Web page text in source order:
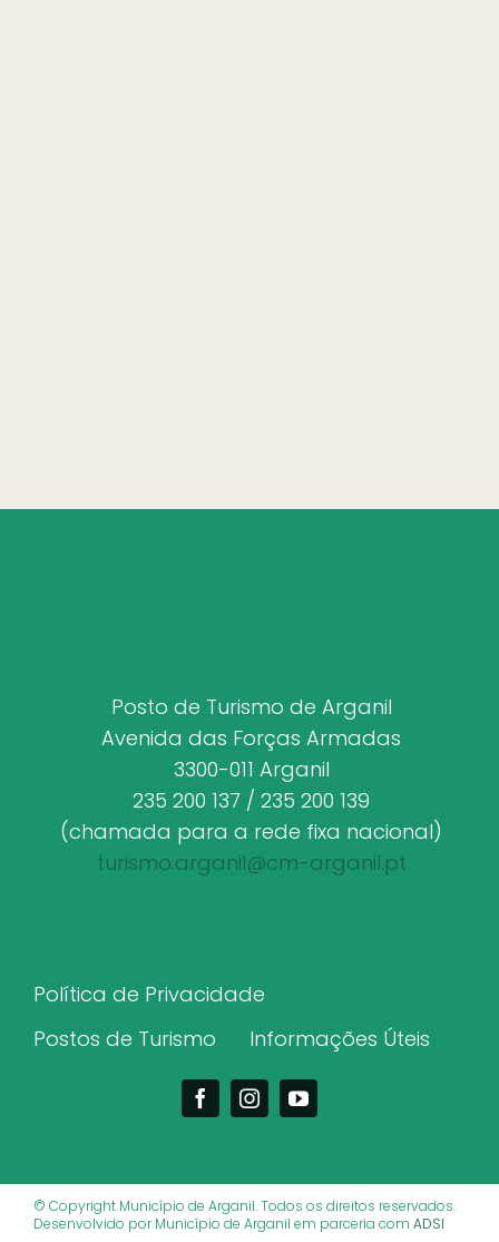
Posto de Turismo de Arganil
Avenida das Forças Armadas
3300-011 Arganil
235 200 137 / 235 200 139
(chamada para a rede fixa nacional)
turismo.arganil@cm-arganil.pt
Política de Privacidade
Postos de Turismo
Informações Úteis
© Copyright Município de Arganil. Todos os direitos reservados.
Desenvolvido por Município de Arganil em parceria com ADSI